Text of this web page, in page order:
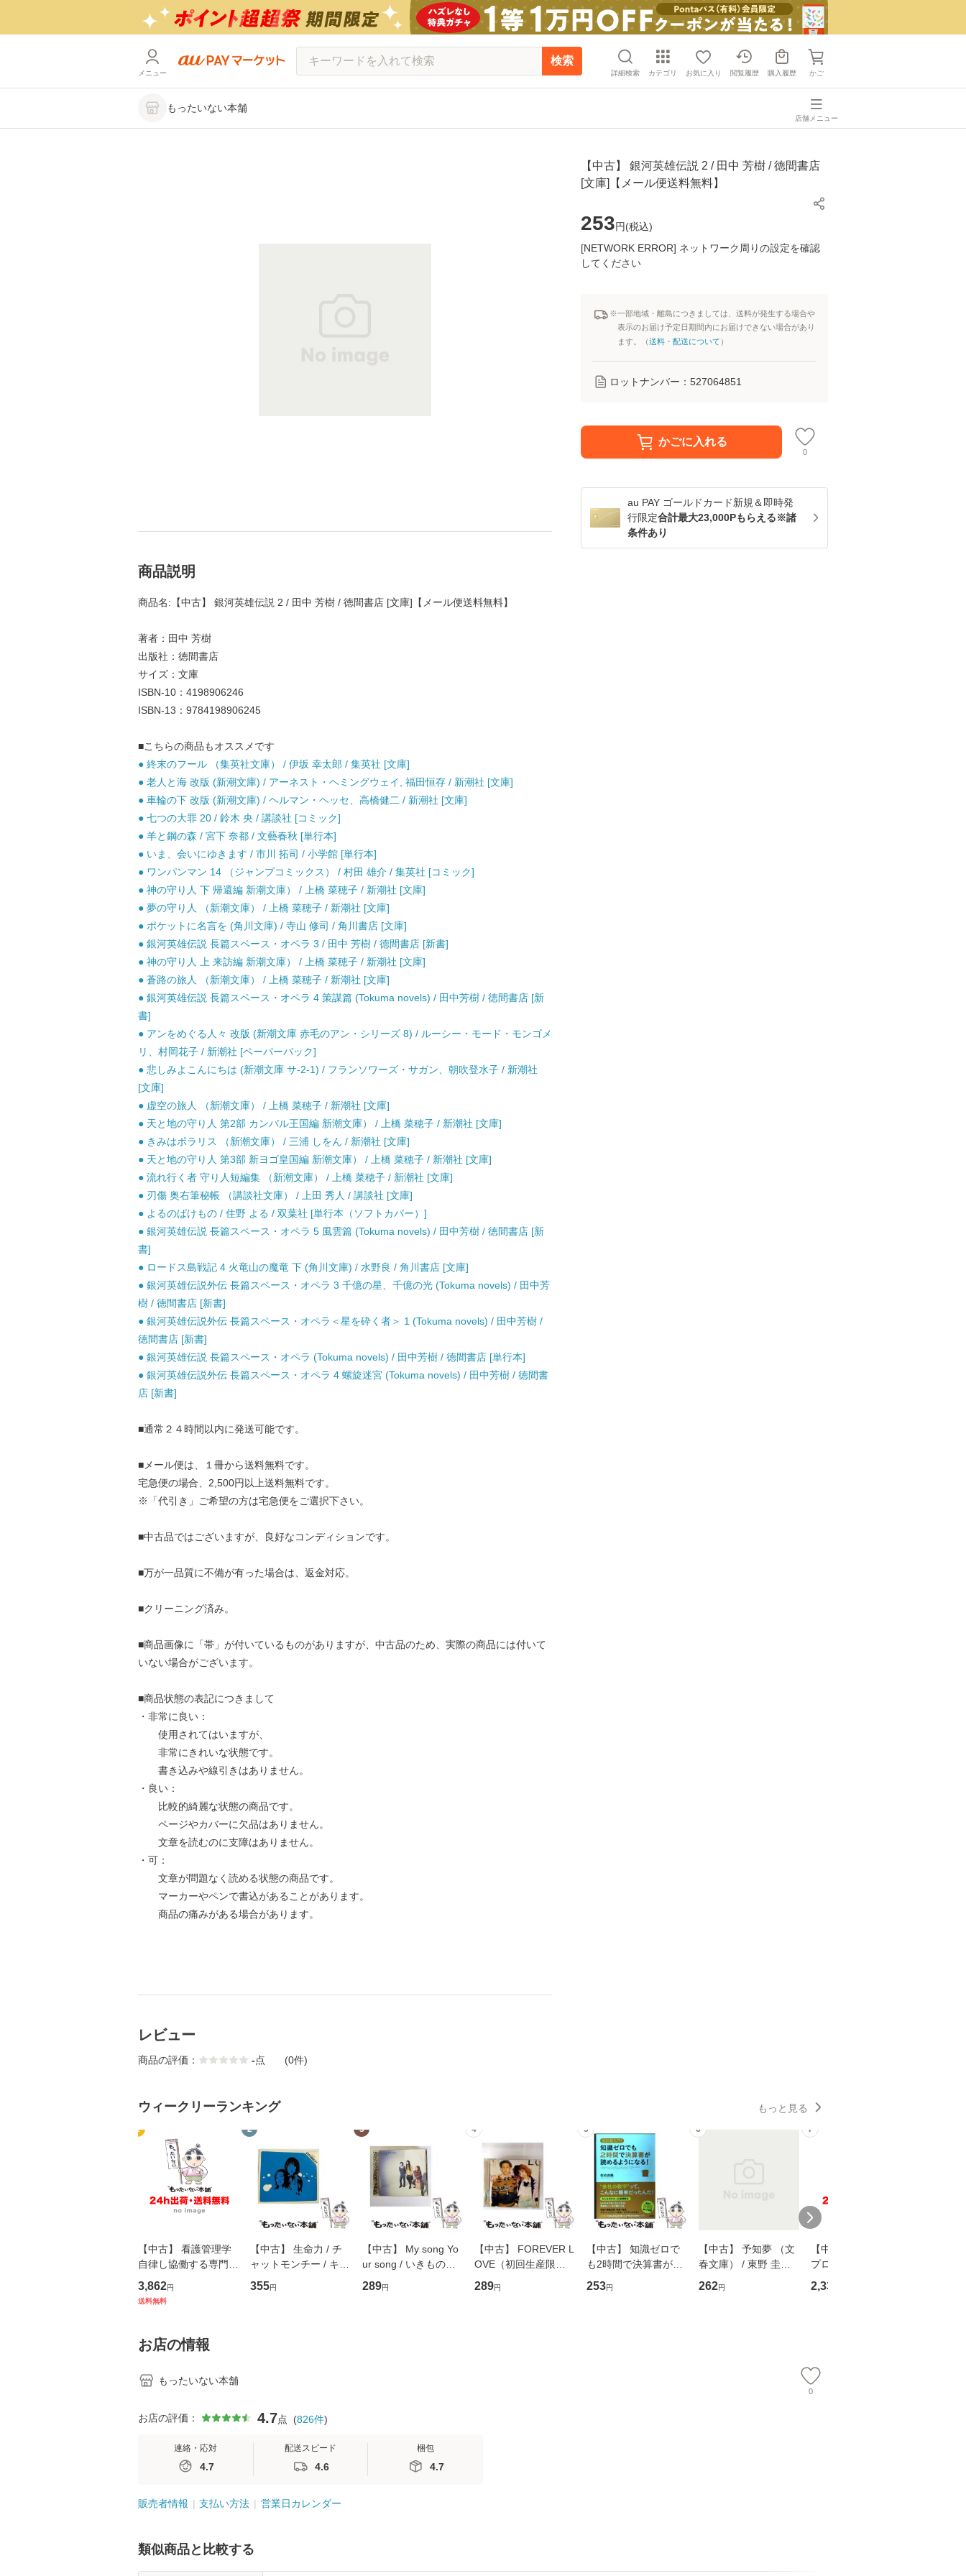
メニュー
検索
詳細検索 カテゴリ お気に入り 閲覧履歴 購入履歴 かご
もったいない本舗
店舗メニュー
【中古】 銀河英雄伝説 2 / 田中 芳樹 / 徳間書店
[文庫]【メール便送料無料】
253円(税込)
[NETWORK ERROR] ネットワーク周りの設定を確認
してください
※一部地域・離島につきましては、送料が発生する場合や
表示のお届け予定日期間内にお届けできない場合があり
ます。（送料・配送について ）
ロットナンバー： 527064851
かごに入れる
0
au PAY ゴールドカード新規＆即時発
行限定合計最大23,000Pもらえる※諸
条件あり
商品説明
商品名:【中古】 銀河英雄伝説 2 / 田中 芳樹 / 徳間書店 [文庫]【メール便送料無料】
著者：田中 芳樹
出版社：徳間書店
サイズ：文庫
ISBN-10：4198906246
ISBN-13：9784198906245
■こちらの商品もオススメです
● 終末のフール （集英社文庫） / 伊坂 幸太郎 / 集英社 [文庫]
● 老人と海 改版 (新潮文庫) / アーネスト・ヘミングウェイ, 福田恒存 / 新潮社 [文庫]
● 車輪の下 改版 (新潮文庫) / ヘルマン・ヘッセ、高橋健二 / 新潮社 [文庫]
● 七つの大罪 20 / 鈴木 央 / 講談社 [コミック]
● 羊と鋼の森 / 宮下 奈都 / 文藝春秋 [単行本]
● いま、会いにゆきます / 市川 拓司 / 小学館 [単行本]
● ワンパンマン 14 （ジャンプコミックス） / 村田 雄介 / 集英社 [コミック]
● 神の守り人 下 帰還編 新潮文庫） / 上橋 菜穂子 / 新潮社 [文庫]
● 夢の守り人 （新潮文庫） / 上橋 菜穂子 / 新潮社 [文庫]
● ポケットに名言を (角川文庫) / 寺山 修司 / 角川書店 [文庫]
● 銀河英雄伝説 長篇スペース・オペラ 3 / 田中 芳樹 / 徳間書店 [新書]
● 神の守り人 上 来訪編 新潮文庫） / 上橋 菜穂子 / 新潮社 [文庫]
● 蒼路の旅人 （新潮文庫） / 上橋 菜穂子 / 新潮社 [文庫]
● 銀河英雄伝説 長篇スペース・オペラ 4 策謀篇 (Tokuma novels) / 田中芳樹 / 徳間書店 [新
書]
● アンをめぐる人々 改版 (新潮文庫 赤毛のアン・シリーズ 8) / ルーシー・モード・モンゴメ
リ、村岡花子 / 新潮社 [ペーパーバック]
● 悲しみよこんにちは (新潮文庫 サ-2-1) / フランソワーズ・サガン、朝吹登水子 / 新潮社
[文庫]
● 虚空の旅人 （新潮文庫） / 上橋 菜穂子 / 新潮社 [文庫]
● 天と地の守り人 第2部 カンバル王国編 新潮文庫） / 上橋 菜穂子 / 新潮社 [文庫]
● きみはポラリス （新潮文庫） / 三浦 しをん / 新潮社 [文庫]
● 天と地の守り人 第3部 新ヨゴ皇国編 新潮文庫） / 上橋 菜穂子 / 新潮社 [文庫]
● 流れ行く者 守り人短編集 （新潮文庫） / 上橋 菜穂子 / 新潮社 [文庫]
● 刃傷 奥右筆秘帳 （講談社文庫） / 上田 秀人 / 講談社 [文庫]
● よるのばけもの / 住野 よる / 双葉社 [単行本（ソフトカバー）]
● 銀河英雄伝説 長篇スペース・オペラ 5 風雲篇 (Tokuma novels) / 田中芳樹 / 徳間書店 [新
書]
● ロードス島戦記 4 火竜山の魔竜 下 (角川文庫) / 水野良 / 角川書店 [文庫]
● 銀河英雄伝説外伝 長篇スペース・オペラ 3 千億の星、千億の光 (Tokuma novels) / 田中芳
樹 / 徳間書店 [新書]
● 銀河英雄伝説外伝 長篇スペース・オペラ＜星を砕く者＞ 1 (Tokuma novels) / 田中芳樹 /
徳間書店 [新書]
● 銀河英雄伝説 長篇スペース・オペラ (Tokuma novels) / 田中芳樹 / 徳間書店 [単行本]
● 銀河英雄伝説外伝 長篇スペース・オペラ 4 螺旋迷宮 (Tokuma novels) / 田中芳樹 / 徳間書
店 [新書]
■通常２４時間以内に発送可能です。
■メール便は、１冊から送料無料です。
宅急便の場合、2,500円以上送料無料です。
※「代引き」ご希望の方は宅急便をご選択下さい。
■中古品ではございますが、良好なコンディションです。
■万が一品質に不備が有った場合は、返金対応。
■クリーニング済み。
■商品画像に「帯」が付いているものがありますが、中古品のため、実際の商品には付いて
いない場合がございます。
■商品状態の表記につきまして
・非常に良い：
使用されてはいますが、
非常にきれいな状態です。
書き込みや線引きはありません。
・良い：
比較的綺麗な状態の商品です。
ページやカバーに欠品はありません。
文章を読むのに支障はありません。
・可：
文章が問題なく読める状態の商品です。
マーカーやペンで書込があることがあります。
商品の痛みがある場合があります。
レビュー
商品の評価： -点 (0件)
ウィークリーランキング もっと見る
1
【中古】 看護管理学
自律し協働する専門職
の看護マネジメントス
キル 改訂第3版 (看護
堂 [単行
3,862円
送料無料
2
【中古】 生命力 / チ
ャットモンチー / キュ
ーンレコード [CD]
【メール便送料無料】
355円
3
【中古】 My song Yo
ur song / いきものが
かり / [CD]【メール便
送料無料】
289円
4
【中古】 FOREVER L
OVE（初回生産限定
盤） / 清水翔太×加藤
ミリヤ / [CD]【メール
289円
5
【中古】 知識ゼロで
も2時間で決算書が読
めるようになる！ 会
計超入門！ / 佐伯 良
253円
6
【中古】 予知夢 （文
春文庫） / 東野 圭吾 /
文藝春秋 [文庫]【メー
ル便送料無料】
262円
7
【中古】 野ブタ。を
プロデュース [DVD-B
OX] / バップ [DVD]
【メール便送料無料】
2,335
お店の情報
もったいない本舗
0
お店の評価： 4.7点 (826件)
連絡・応対
4.7
配送スピード
4.6
梱包
4.7
販売者情報 支払い方法 営業日カレンダー
類似商品と比較する